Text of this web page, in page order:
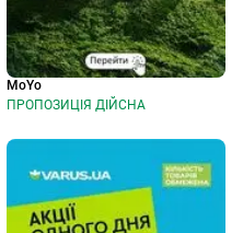
MoYo
ПРОПОЗИЦІЯ ДІЙСНА